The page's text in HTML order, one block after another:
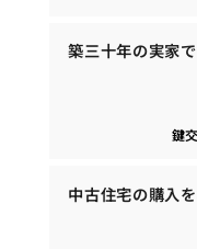
築三十年の実家
鍵
中古住宅の購入